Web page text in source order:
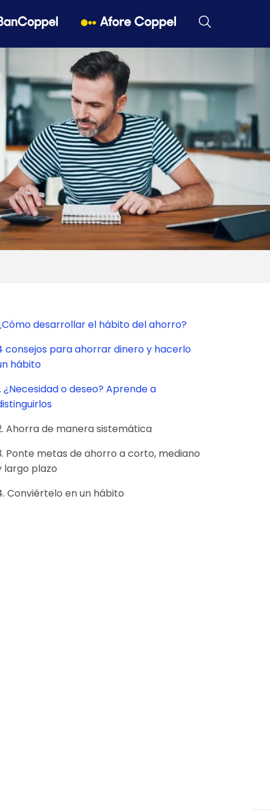
desarrollar el hábito del ahorro?
consejos para ahorrar dinero y hacerlo
hábito
¿Necesidad o deseo? Aprende a
Ahorra de manera sistemática
Ponte metas de ahorro a corto, mediano
largo plazo
Conviértelo en un hábito